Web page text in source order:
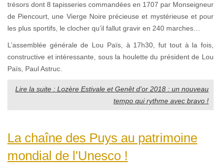
trésors dont 8 tapisseries commandées en 1707 par Monseigneur
de Piencourt, une Vierge Noire précieuse et mystérieuse et pour
les plus sportifs, le clocher qu’il fallut gravir en 240 marches…
L’assemblée générale de Lou Païs, à 17h30, fut tout à la fois,
constructive et intéressante, sous la houlette du président de Lou
Païs, Paul Astruc.
Lire la suite : Lozère Estivale et Genêt d’or 2018 : un nouveau
tempo qui rythme avec bravo !
La chaîne des Puys au patrimoine
mondial de l'Unesco !